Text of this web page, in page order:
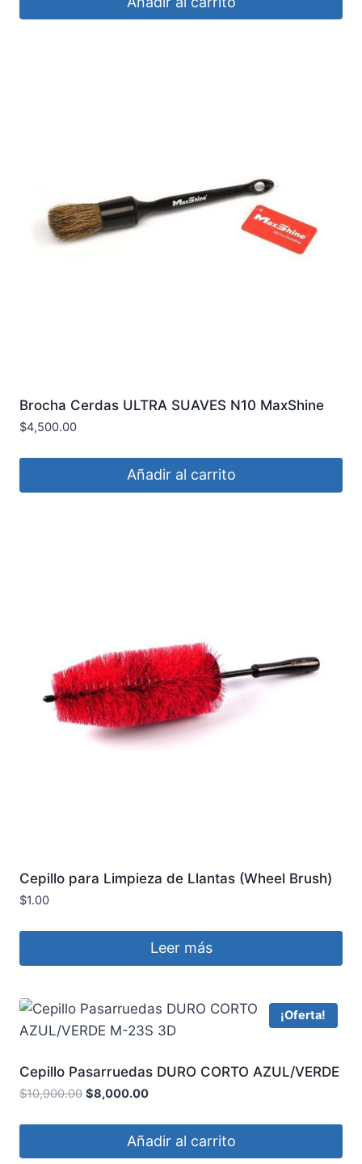
Brocha Cerdas ULTRA SUAVES N10 MaxShine
$4,500.00
Añadir al carrito
Cepillo para Limpieza de Llantas (Wheel Brush)
MaxShine 7011013
$1.00
Leer más
¡Oferta!
Cepillo Pasarruedas DURO CORTO AZUL/VERDE
M-23S 3D
$10,900.00 $8,000.00
Añadir al carrito